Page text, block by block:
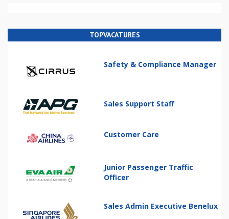
TOPVACATURES
Safety & Compliance Manager
Sales Support Staff
Customer Care
Junior Passenger Traffic
Officer
Sales Admin Executive Benelux